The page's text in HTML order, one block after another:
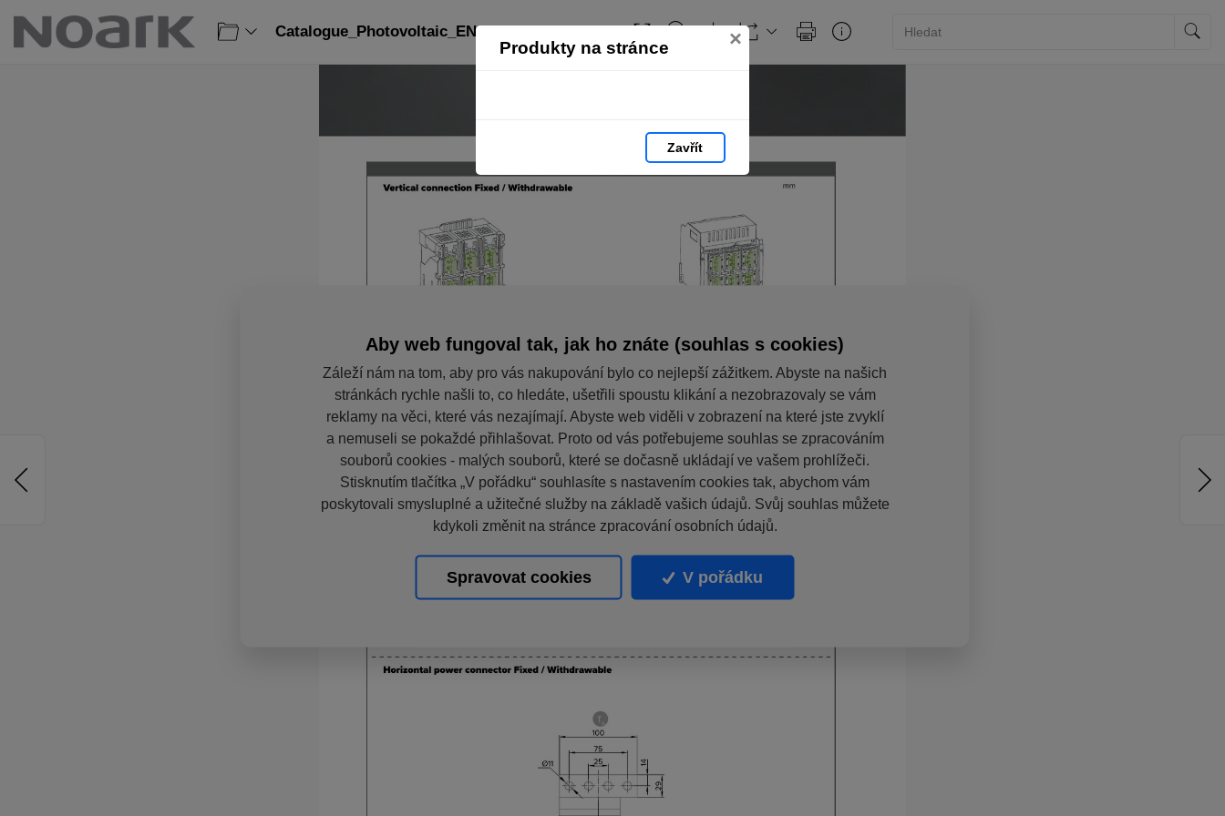
Produkty na stránce ×
Zavřít
Catalogue_Photovoltaic_EN: strana 196
Aby web fungoval tak, jak ho znáte (souhlas s cookies)
Záleží nám na tom, aby pro vás nakupování bylo co nejlepší zážitkem. Abyste na našich
stránkách rychle našli to, co hledáte, ušetřili spoustu klikání a nezobrazovaly se vám
reklamy na věci, které vás nezajímají. Abyste web viděli v zobrazení na které jste zvyklí
a nemuseli se pokaždé přihlašovat. Proto od vás potřebujeme souhlas se zpracováním
souborů cookies - malých souborů, které se dočasně ukládají ve vašem prohlížeči.
Stisknutím tlačítka „V pořádku“ souhlasíte s nastavením cookies tak, abychom vám
poskytovali smysluplné a užitečné služby na základě vašich údajů. Svůj souhlas můžete
kdykoli změnit na stránce zpracování osobních údajů.
Spravovat cookies V pořádku